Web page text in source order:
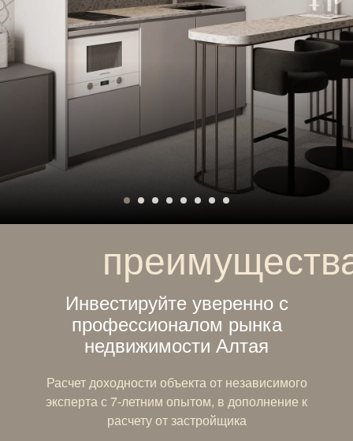
Расчет доходности объекта от независимого
эксперта с 7-летним опытом, в дополнение к
расчету от застройщика
Инвестируйте уверенно с
профессионалом рынка
недвижимости Алтая